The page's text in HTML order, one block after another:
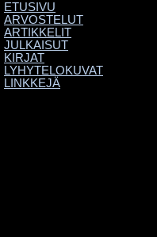
ETUSIVU
ARVOSTELUT
ARTIKKELIT
JULKAISUT
KIRJAT
LYHYTELOKUVAT
LINKKEJÄ